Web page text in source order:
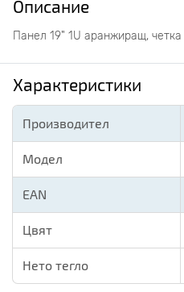
Описание
Панел 19" 1U аранжиращ, четка
Характеристики
Производител
Модел
EAN
Цвят
Нето тегло